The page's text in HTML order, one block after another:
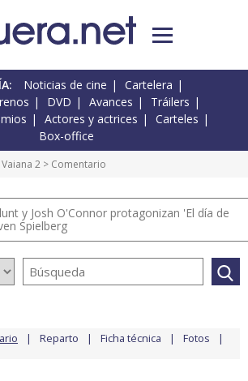
Noticias de cine
Cartelera
DVD Avances
Tráilers
Actores y actrices
Carteles
Box-office
Vaiana 2 > Comentario
y Josh O'Connor protagonizan 'El día de
Spielberg
Reparto Ficha técnica Fotos